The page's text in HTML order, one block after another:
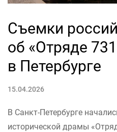
Съемки
об «Отряде
в Петербурге
15.04.2026
В Санкт-Петербурге
исторической драмы